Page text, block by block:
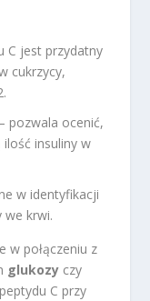
C jest przydatny
cukrzycy,
pozwala ocenić,
insuliny w
w identyfikacji
we krwi.
w połączeniu z
glukozy czy
C przy